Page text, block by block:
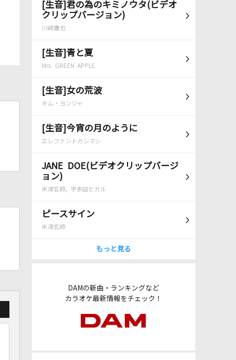
[生音]君の為のキミノウタ(ビデオ
クリップバージョン)
川崎鷹也
[生音]青と夏
Mrs. GREEN APPLE
[生音]女の荒波
キム・ヨンジャ
[生音]今宵の月のように
エレファントカシマシ
JANE DOE(ビデオクリップバージ
ョン)
米津玄師, 宇多田ヒカル
ピースサイン
米津玄師
もっと見る
DAMの新曲・ランキングなど
カラオケ最新情報をチェック！